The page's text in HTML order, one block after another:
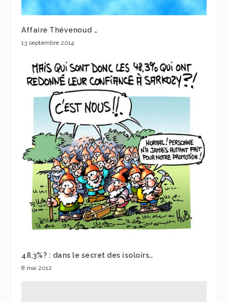
Affaire Thévenoud …
13 septembre 2014
48,3%? : dans le secret des isoloirs…
8 mai 2012